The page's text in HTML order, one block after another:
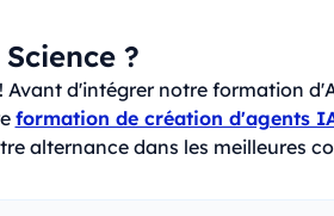
?
d'intégrer notre formation
formation de création d'agents
alternance dans les meilleures